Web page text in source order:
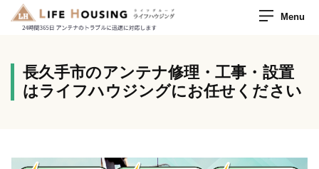
Menu
長久手市のアンテナ修理・工事・設置
はライフハウジングにお任せください